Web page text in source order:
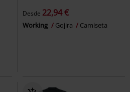
Desde 22,94 €
Working Gojira Camiseta